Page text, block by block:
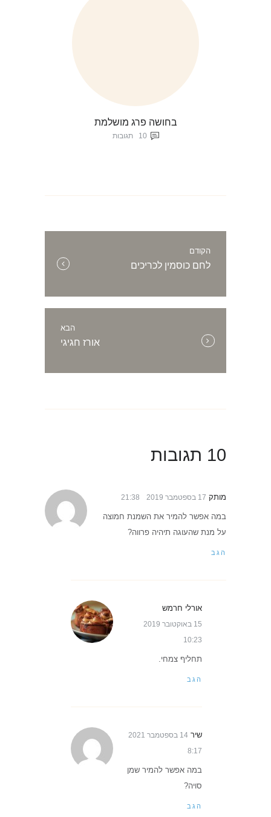
בחושה פרג מושלמת
10 תגובות
הקודם
הקודם:
לחם כוסמין לכריכים
הבא
אורז חגיגי
10 תגובות
מותק 17 בספטמבר 2019 21:38
במה אפשר להמיר את השמנת חמוצה
על מנת שהעוגה תיהיה פרווה?
הגב
אורלי חרמש
15 באוקטובר 2019
10:23
תחליף צמחי.
הגב
שיר 14 בספטמבר 2021
8:17
במה אפשר להמיר שמן
סויה?
הגב